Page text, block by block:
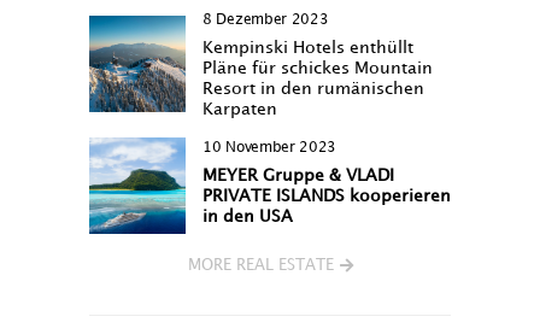
8 Dezember 2023
Kempinski Hotels enthüllt
Pläne für schickes Mountain
Resort in den rumänischen
Karpaten
10 November 2023
MEYER Gruppe & VLADI
PRIVATE ISLANDS kooperieren
in den USA
MORE REAL ESTATE